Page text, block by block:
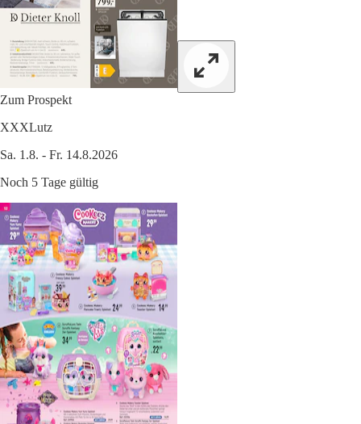
Zum Prospekt
XXXLutz
Sa. 1.8. - Fr. 14.8.2026
Noch 5 Tage gültig